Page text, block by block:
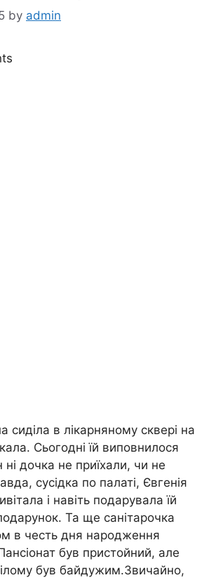
by admin
сиділа в лікарняному сквері на
Сьогодні їй виповнилося
ні дочка не приїхали, чи не
сусідка по палаті, Євгенія
і навіть подарувала їй
Та ще санітарочка
в честь дня народження
був пристойний, але
був байдужим.Звичайно,